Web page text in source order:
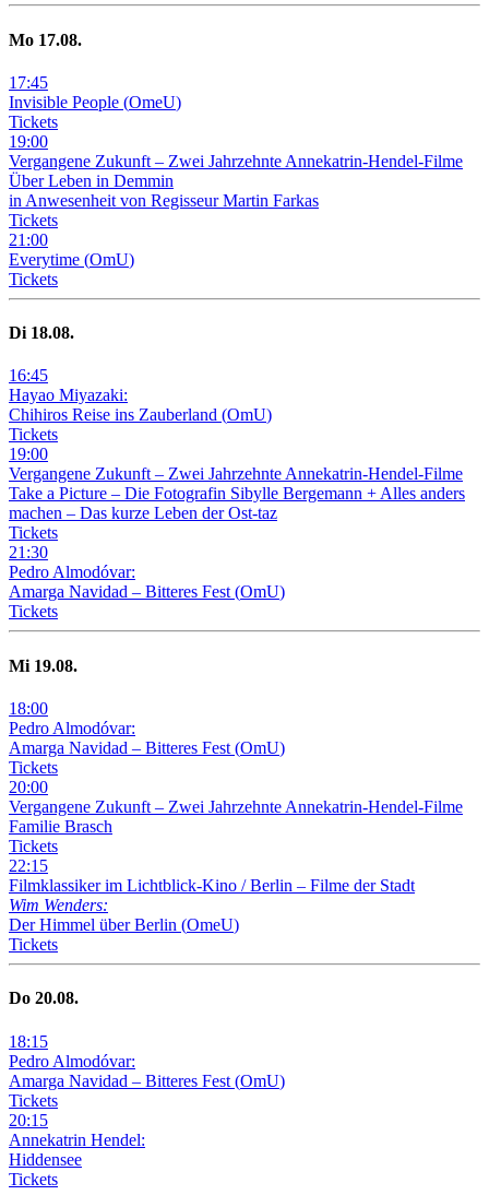
Mo 17.08.
17:45
Invisible People (OmeU)
Tickets
19:00
Vergangene Zukunft – Zwei Jahrzehnte Annekatrin-Hendel-Filme
Über Leben in Demmin
in Anwesenheit von Regisseur Martin Farkas
Tickets
21 :00
Everytime (OmU)
Tickets
Di 18.08.
16:45
Hayao Miyazaki:
Chihiros Reise ins Zauberland (OmU)
Tickets
19:00
Vergangene Zukunft – Zwei Jahrzehnte Annekatrin-Hendel-Filme
Take a Picture – Die Fotografin Sibylle Bergemann + Alles anders
machen – Das kurze Leben der Ost-taz
Tickets
21:30
Pedro Almodóvar:
Amarga Navidad – Bitteres Fest(OmU)
Tickets
Mi 19.08.
18:00
Pedro Almodóvar:
Amarga Navidad – Bitteres Fest (OmU)
Tickets
20:00
Vergangene Zukunft – Zwei Jahrzehnte Annekatrin-Hendel-Filme
Familie Brasch
Tickets
22:15
Filmklassiker im Lichtblick-Kino /Berlin – Filme der Stadt
Wim Wenders:
Der Himmel über Berlin (OmeU)
Tickets
Do 20.08.
18:15
Pedro Almodóvar:
Amarga Navidad – Bitteres Fest (OmU)
Tickets
20:15
Annekatrin Hendel:
Hiddensee
Tickets